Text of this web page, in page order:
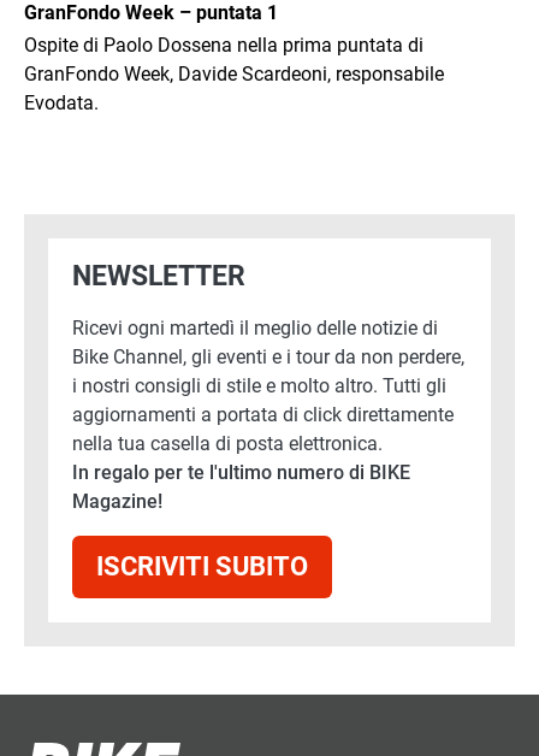
GranFondo Week – puntata 1
Ospite di Paolo Dossena nella prima puntata di
GranFondo Week, Davide Scardeoni, responsabile
Evodata.
NEWSLETTER
Ricevi ogni martedì il meglio delle notizie di
Bike Channel, gli eventi e i tour da non perdere,
i nostri consigli di stile e molto altro. Tutti gli
aggiornamenti a portata di click direttamente
nella tua casella di posta elettronica.
In regalo per te l'ultimo numero di BIKE
Magazine!
ISCRIVITI SUBITO